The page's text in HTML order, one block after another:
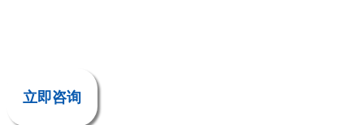
立即咨询